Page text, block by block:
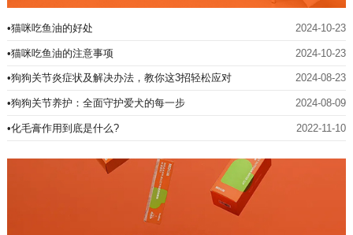
•猫咪吃鱼油的好处 2024-10-23
•猫咪吃鱼油的注意事项 2024-10-23
•狗狗关节炎症状及解决办法，教你这3招轻松应对 2024-08-23
•狗狗关节养护：全面守护爱犬的每一步 2024-08-09
•化毛膏作用到底是什么? 2022-11-10